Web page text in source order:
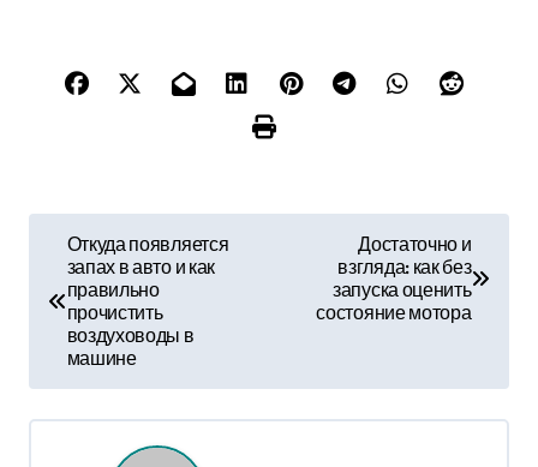
и
г
Откуда появляется
запах в авто и как
правильно
прочистить
воздуховоды в
машине
Достаточно и
взгляда: как без
запуска оценить
состояние мотора